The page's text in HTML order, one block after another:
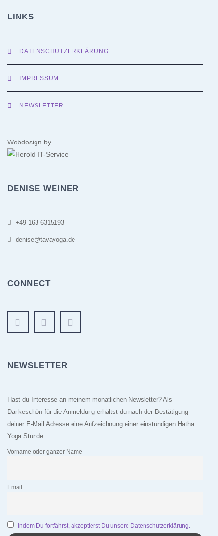
LINKS
DATENSCHUTZERKLÄRUNG
IMPRESSUM
NEWSLETTER
Webdesign by
DENISE WEINER
+49 163 6315193
denise@tavayoga.de
CONNECT
NEWSLETTER
Hast du Interesse an meinem monatlichen Newsletter? Als
Dankeschön für die Anmeldung erhältst du nach der Bestätigung
deiner E-Mail Adresse eine Aufzeichnung einer einstündigen Hatha
Yoga Stunde.
Vorname oder ganzer Name
Email
Indem Du fortfährst, akzeptierst Du unsere Datenschutzerklärung.